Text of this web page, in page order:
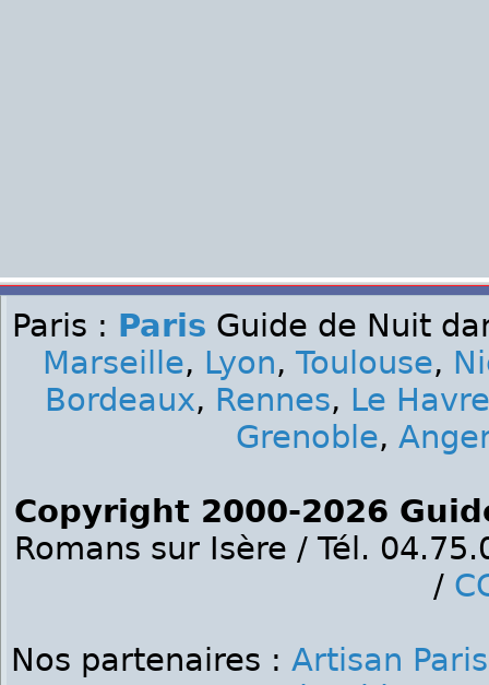
Paris : Paris Guide de Nuit
Marseille, Lyon, Toulouse,
Bordeaux, Rennes, Le Havre
Grenoble,
Copyright 2000-2026
Romans sur Isère / Tél.
/
Nos partenaires : Artisan Paris